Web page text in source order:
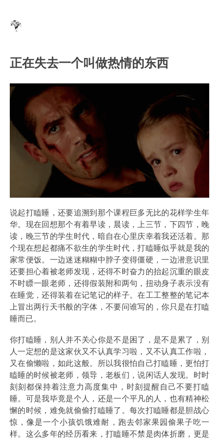
正在失去一个叫做热情的东西
说起打瞌睡，还要追溯到那个课程巨多无比的花样学生年
华。现在回想那个有着早读，晨读，上三节，下四节，晚
读，晚三节的学生时代，暗自在心里庆幸着我还活着。那
个现在想起都痛不欲生的学生时代，打瞌睡似乎就是我的
家常便饭。一边迷迷糊糊中脖子变得僵硬，一边潜意识里
还要担心着被老师发现，还得不时奋力的抬起沉重的眼皮
不时瞟一眼老师，还得假装附和两句，扭动身子表示没有
在睡觉，还得装着在记笔记的样子。在工工整整的笔记本
上冒出两行天书般的字体，不要问谁写的，你只是在打瞌
睡而已。
你打瞌睡，别人并不关心你是不是困了，是不是累了，别
人一定想的是这家伙又不认真学习啦，又不认真工作啦，
又在偷懒啦，如此这般。所以我很怕自己打瞌睡，更怕打
瞌睡的时候被老师，领导，老板们，说闲话人发现。时时
刻刻都保持着注意力高度集中，时刻提醒自己不要打瞌
睡。可是我毕竟是个人，还是一个平凡的人，也有精神松
懈的时候，难免就偷偷打瞌睡了。每次打瞌睡都是胆战心
惊，像是一个小孩饥饿难耐，跑去邻家果园偷果子吃一
样。这么多年的经历看来，打瞌睡不禁是肉体折磨，更是